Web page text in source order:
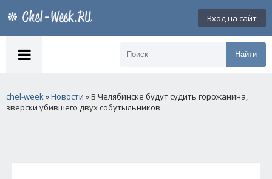
Вход на сайт
Найти
chel-week»Новости » В Челябинске будут судить горожанина,
зверски убившего двух собутыльников